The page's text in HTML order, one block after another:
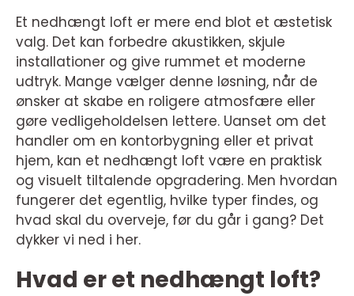
Et nedhængt loft er mere end blot et æstetisk
valg. Det kan forbedre akustikken, skjule
installationer og give rummet et moderne
udtryk. Mange vælger denne løsning, når de
ønsker at skabe en roligere atmosfære eller
gøre vedligeholdelsen lettere. Uanset om det
handler om en kontorbygning eller et privat
hjem, kan et nedhængt loft være en praktisk
og visuelt tiltalende opgradering. Men hvordan
fungerer det egentlig, hvilke typer findes, og
hvad skal du overveje, før du går i gang? Det
dykker vi ned i her.
Hvad er et nedhængt loft?